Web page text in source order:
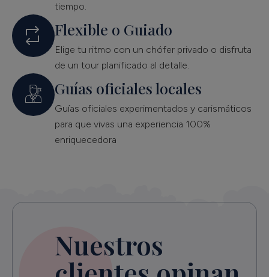
tiempo.
Flexible o Guiado
Elige tu ritmo con un chófer privado o disfruta
de un tour planificado al detalle.
Guías oficiales locales
Guías oficiales experimentados y carismáticos
para que vivas una experiencia 100%
enriquecedora
Nuestros